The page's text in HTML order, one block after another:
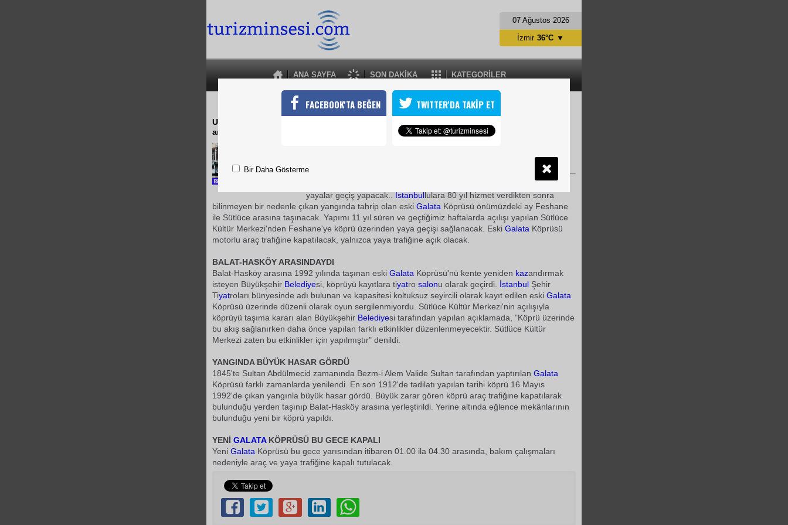
07 Ağustos 2026
ANA SAYFA SON DAKİKA KATEGORİLER
İzmir 36°C ▼
ESKİ GALATA ŞENLENECEK
Uzun süredir trafiğe kapalı olan eski Galata Köprüsü önümüzdeki ay Sütlüce-Feshane
arasına taşınacak
yayalar geçiş yapacak..İstanbullulara 80 yıl hizmet verdikten sonra
bilinmeyen bir nedenle çıkan yangında tahrip olan eski Galata Köprüsü önümüzdeki ay Feshane
ile Sütlüce arasına taşınacak. Yapımı 11 yıl süren ve geçtiğimiz haftalarda açılışı yapılan Sütlüce
Kültür Merkezi'nden Feshane'ye köprü üzerinden yaya geçişi sağlanacak. Eski Galata Köprüsü
motorlu araç trafiğine kapatılacak, yalnızca yaya trafiğine açık olacak.
BALAT-HASKÖY ARASINDAYDI
Balat-Hasköy arasına 1992 yılında taşınan eski Galata Köprüsü'nü kente yeniden kazandırmak
isteyen Büyükşehir Belediyesi, köprüyü kayıtlara tiyatro salonu olarak geçirdi. İstanbul Şehir
Tiyatroları bünyesinde adı bulunan ve kapasitesi koltuksuz seyircili olarak kayıt edilen eski Galata
Köprüsü üzerinde düzenli olarak oyun sergilenmiyordu. Sütlüce Kültür Merkezi'nin açılışıyla
köprüyü taşıma kararı alan Büyükşehir Belediyesi tarafından yapılan açıklamada, "Köprü üzerinde
bu akış sağlanırken daha önce yapılan farklı etkinlikler düzenlenmeyecektir. Sütlüce Kültür
Merkezi zaten bu etkinlikler için yapılmıştır" denildi.
YANGINDA BÜYÜK HASAR GÖRDÜ
1845'te Sultan Abdülmecid zamanında Bezm-i Alem Valide Sultan tarafından yaptırılan Galata
Köprüsü farklı zamanlarda yenilendi. En son 1912'de tadilatı yapılan tarihi köprü 16 Mayıs
1992'de çıkan yangınla büyük hasar gördü. Büyük zarar gören köprü araç trafiğine kapatılarak
bulunduğu yerden taşınıp Balat-Hasköy arasına yerleştirildi. Yerine altında eğlence mekânlarının
bulunduğu yeni bir köprü yapıldı.
YENİ GALATAKÖPRÜSÜ BU GECE KAPALI
Yeni Galata Köprüsü bu gece yarısından itibaren 01.00 ila 04.30 arasında, bakım çalışmaları
nedeniyle araç ve yaya trafiğine kapalı tutulacak.
FACEBOOK'TA BEĞEN TWITTER'DA TAKİP ET
Bir Daha Gösterme